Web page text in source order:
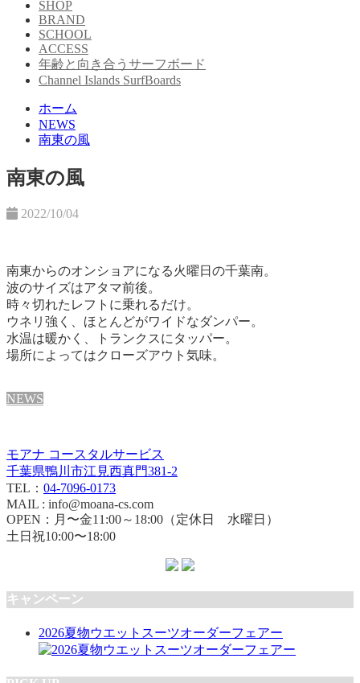
SHOP
BRAND
SCHOOL
ACCESS
年齢と向き合うサーフボード
Channel Islands SurfBoards
ホーム
NEWS
南東の風
南東の風
2022/10/04
南東からのオンショアになる火曜日の千葉南。
波のサイズはアタマ前後。
時々切れたレフトに乗れるだけ。
ウネリ強く、ほとんどがワイドなダンパー。
水温は暖かく、トランクスにタッパー。
場所によってはクローズアウト気味。
NEWS
モアナ コースタルサービス
千葉県鴨川市江見西真門381-2
TEL： 04-7096-0173
MAIL : info@moana-cs.com
OPEN：月〜金11:00～18:00（定休日 水曜日）
土日祝10:00〜18:00
キャンペーン
2026夏物ウエットスーツオーダーフェアー